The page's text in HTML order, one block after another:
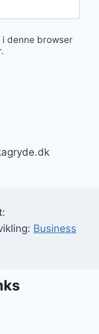
i denne browser
Business